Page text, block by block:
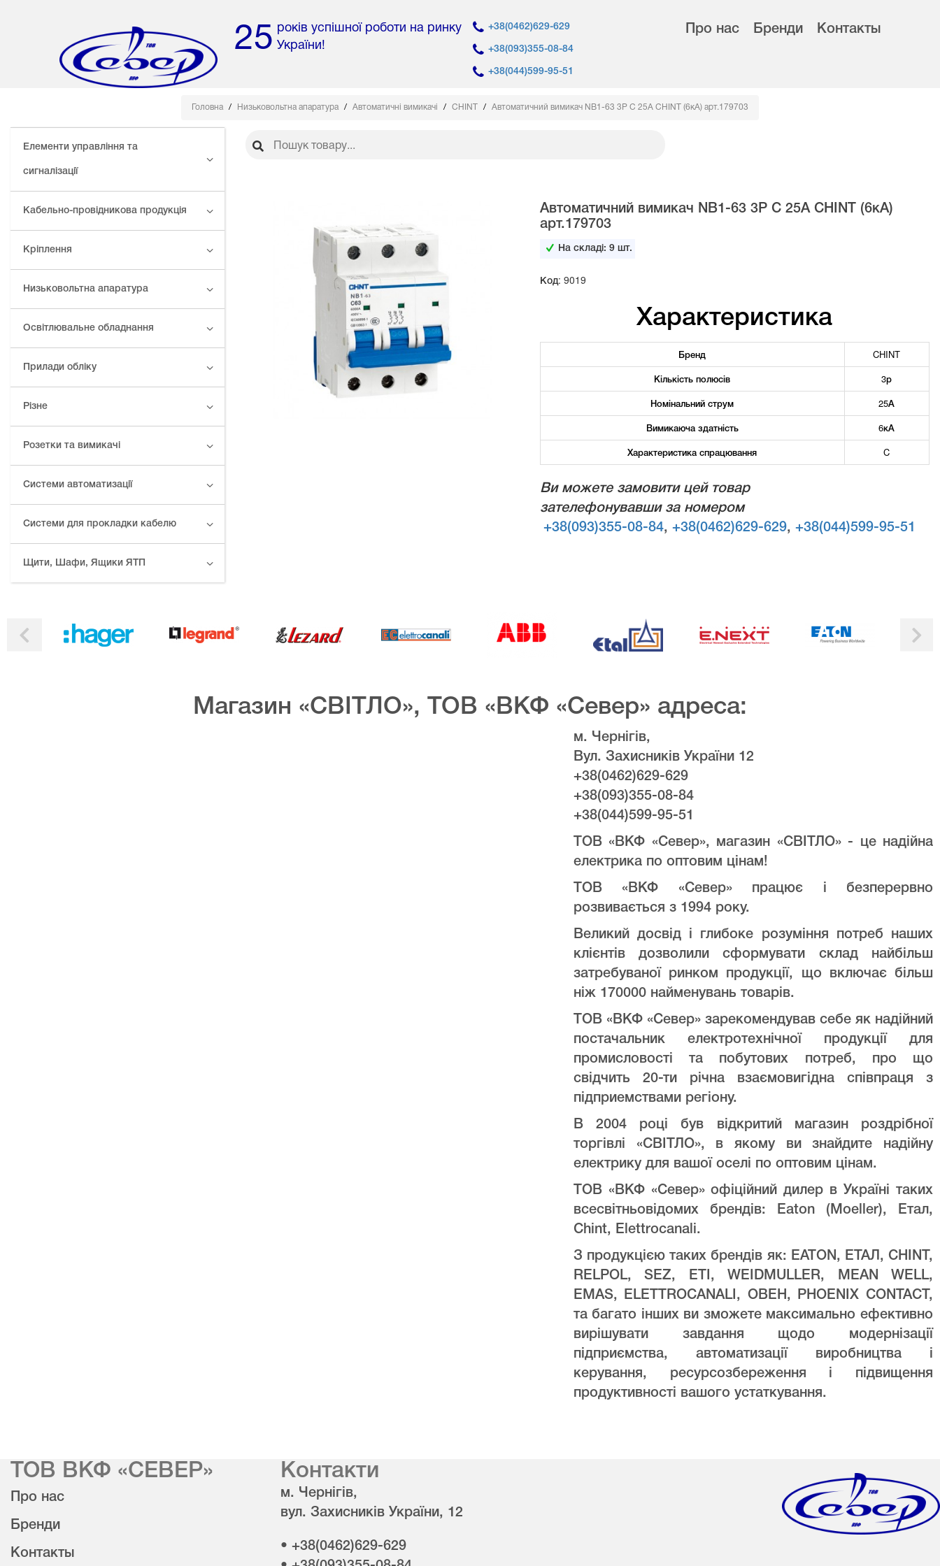
25 років успішної роботи на ринку
України!
+38(0462)629-629
+38(093)355-08-84
+38(044)599-95-51
Про нас Бренди Контакты
Елементи управління та
сигналізації
Кабельно-провідникова продукція
Кріплення
Низьковольтна апаратура
Освітлювальне обладнання
Прилади обліку
Різне
Розетки та вимикачі
Системи автоматизації
Системи для прокладки кабелю
Щити, Шафи, Ящики ЯТП
Головна Низьковольтна апаратура Автоматичні вимикачі CHINT Автоматичний вимикач NB1-63 3Р C 25А CHINT (6кА) арт.179703
Автоматичний вимикач NB1-63 3Р C 25А CHINT (6кА)
арт.179703
На складі: 9шт.
Код: 9019
Характеристика
Бренд
CHINT
Кількість полюсів
3р
Номінальний струм
25А
Вимикаюча здатність
6кА
Характеристика спрацювання
C
Ви можете замовити цей товар
зателефонувавши за номером
+38(093)355-08-84, +38(0462)629-629, +38(044)599-95-51
Магазин «СВІТЛО», ТОВ «ВКФ «Север» адреса:
м. Чернігів,
Вул. Захисників України 12
+38(0462)629-629
+38(093)355-08-84
+38(044)599-95-51
ТОВ «ВКФ «Север», магазин «СВІТЛО» - це надійна
електрика по оптовим цінам!
ТОВ «ВКФ «Север» працює і безперервно
розвивається з 1994 року.
Великий досвід і глибоке розуміння потреб наших
клієнтів дозволили сформувати склад найбільш
затребуваної ринком продукції, що включає більш
ніж 170000 найменувань товарів.
ТОВ «ВКФ «Север» зарекомендував себе як надійний
постачальник електротехнічної продукції для
промисловості та побутових потреб, про що
свідчить 20-ти річна взаємовигідна співпраця з
підприемствами регіону.
В 2004 році був відкритий магазин роздрібної
торгівлі «СВІТЛО», в якому ви знайдите надійну
електрику для вашої оселі по оптовим цінам.
ТОВ «ВКФ «Север» офіційний дилер в Україні таких
всесвітньовідомих брендів: Eaton (Moeller), Етал,
Chint, Elettrocanali.
З продукцією таких брендів як: EATON, ЕТАЛ, CHINT,
RELPOL, SEZ, ETI, WEIDMULLER, MEAN WELL,
EMAS, ELETTROCANALI, ОВЕН, PHOENIX CONTACT,
та багато інших ви зможете максимально ефективно
вирішувати завдання щодо модернізації
підприємства, автоматизації виробництва і
керування, ресурсозбереження і підвищення
продуктивності вашого устаткування.
ТОВ ВКФ «СЕВЕР»
Про нас
Бренди
Контакты
Контакти
м. Чернігів,
вул. Захисників України, 12
• +38(0462)629-629